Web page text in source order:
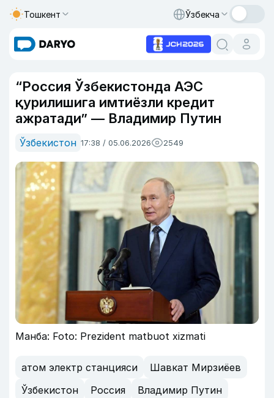
Тошкент Ўзбекча
“Россия Ўзбекистонда АЭС
қурилишига имтиёзли кредит
ажратади” — Владимир Путин
Ўзбекистон 17:38 / 05.06.2026 2549
Манба: Foto: Prezident matbuot xizmati
атом электр станцияси
Шавкат Мирзиёев
Ўзбекистон
Россия
Владимир Путин